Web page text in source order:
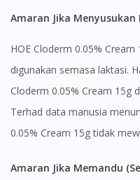
Amaran Jika
HOE Cloderm 0.05%
digunakan semasa laktasi.
Cloderm 0.05% Cream 15g
Terhad data manusia
0.05% Cream 15g tidak
Amaran Jika Memandu